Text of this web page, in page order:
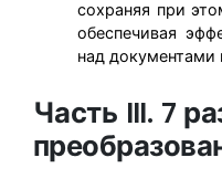
сохраняя при
обеспечивая
над документами
Часть III. 7